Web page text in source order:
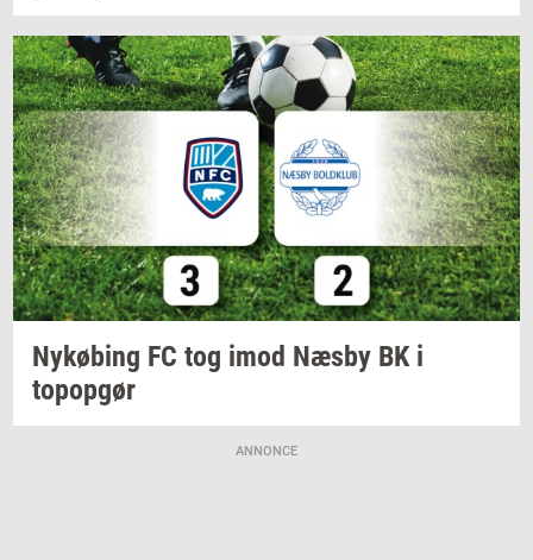
Ny­kø­bing FC tog imod Næsby BK i
topop­gør
ANNONCE